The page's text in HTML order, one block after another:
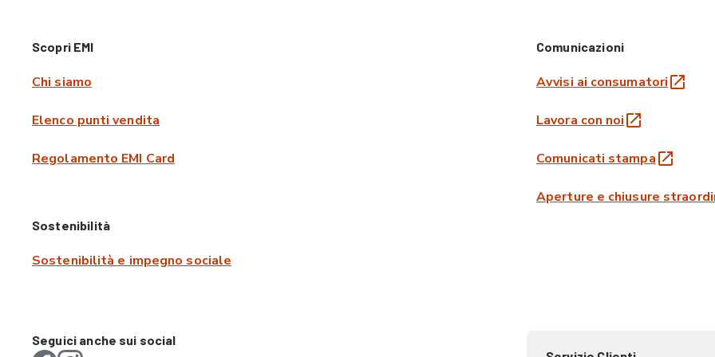
Scopri EMI
Chi siamo
Elenco punti vendita
Regolamento EMI Card
Comunicazioni
Avvisi ai consumatori
Lavora con noi
Comunicati stampa
Aperture e chiusure
Sostenibilità
Sostenibilità e impegno sociale
Seguici anche sui social